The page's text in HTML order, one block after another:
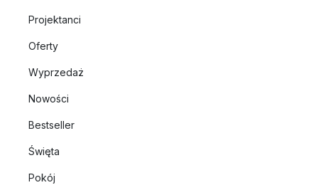
Projektanci
Oferty
Wyprzedaż
Nowości
Bestseller
Święta
Pokój